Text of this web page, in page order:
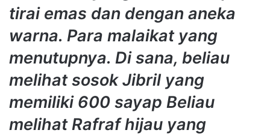
tirai emas dan dengan aneka
warna. Para malaikat yang
menutupnya. Di sana, beliau
melihat sosok Jibril yang
memiliki 600 sayap Beliau
melihat Rafraf hijau yang